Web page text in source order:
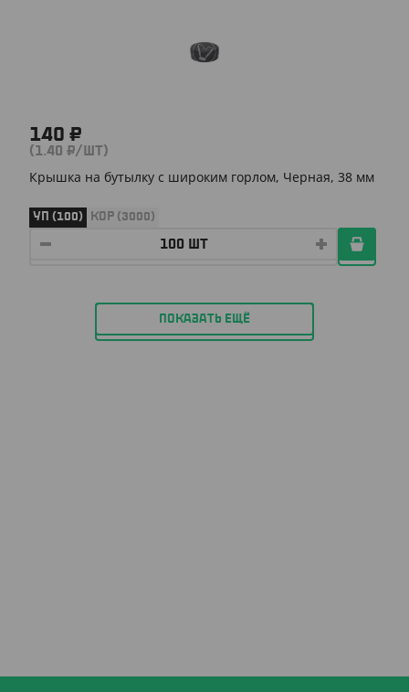
140 ₽
(1.40 ₽/ШТ)
Крышка на бутылку с широким горлом, Черная, 38 мм
УП (100) КОР (3000)
ПОКАЗАТЬ ЕЩЁ